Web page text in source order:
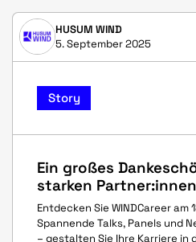
HUSUM WIND
5. September 2025
Story
Ein großes
starken
Entdecken Sie WINDCareer am
Spannende Talks, Panels und
– gestalten Sie Ihre Karriere in